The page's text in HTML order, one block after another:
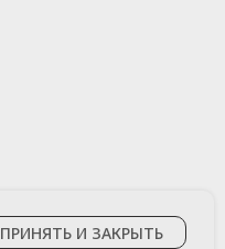
ПРИНЯТЬ И ЗАКРЫТЬ